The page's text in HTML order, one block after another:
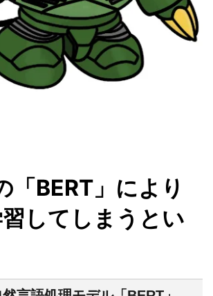
「BERT」により
してしまうとい